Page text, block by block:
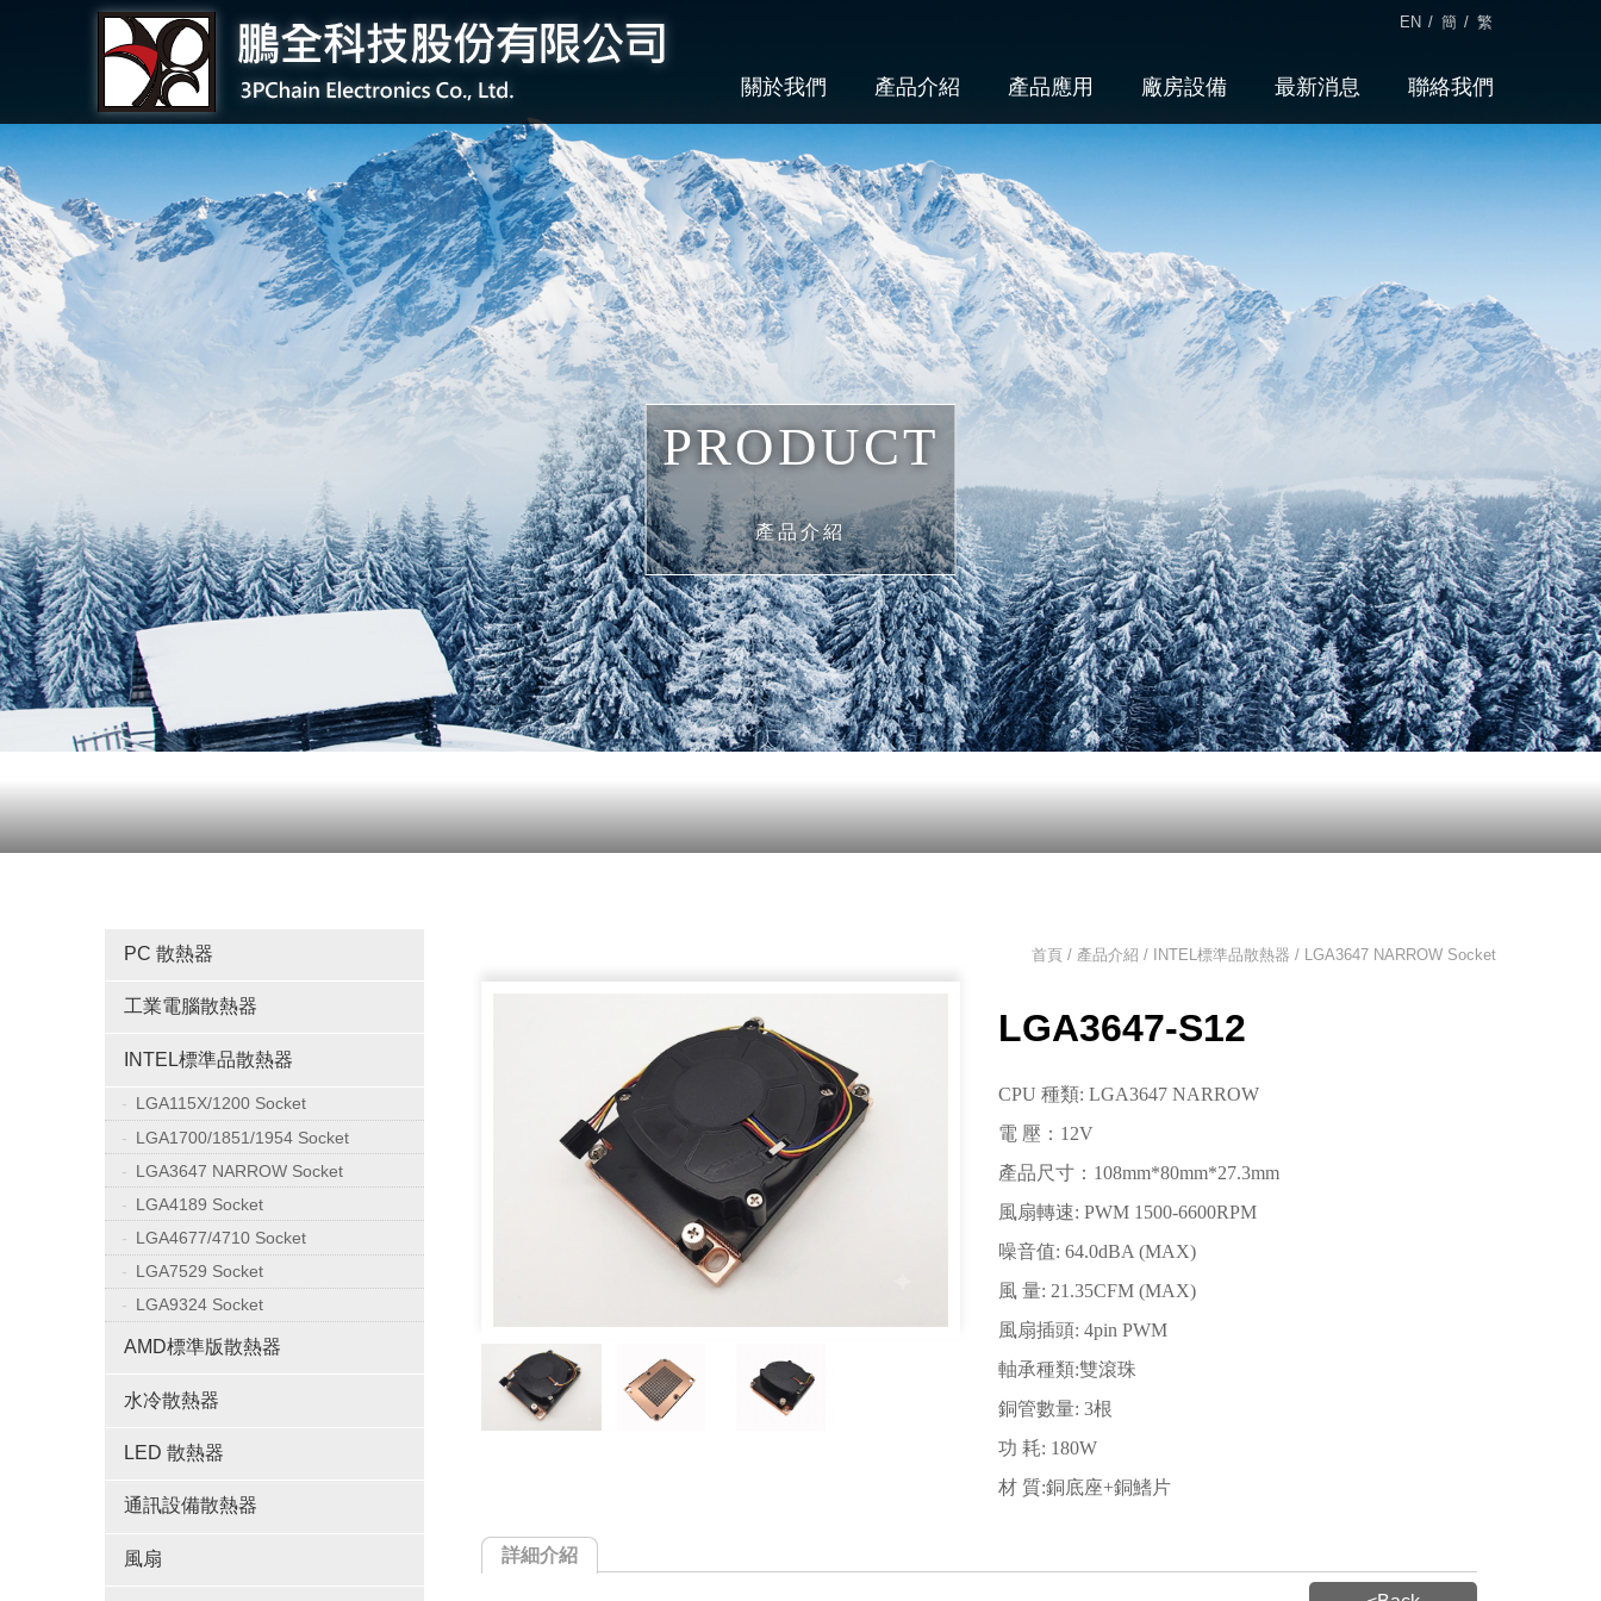
關於我們 產品介紹 產品應用 廠房設備 最新消息 聯絡我們
EN / 簡 / 繁
PRODUCT
產品介紹
PC 散熱器
工業電腦散熱器
INTEL標準品散熱器
LGA115X/1200 Socket
LGA1700/1851/1954 Socket
LGA3647 NARROW Socket
LGA4189 Socket
LGA4677/4710 Socket
LGA7529 Socket
LGA9324 Socket
AMD標準版散熱器
水冷散熱器
LED 散熱器
通訊設備散熱器
風扇
首頁 / 產品介紹 / INTEL標準品散熱器 / LGA3647 NARROW Socket
LGA3647-S12
CPU 種類: LGA3647 NARROW
電 壓：12V
產品尺寸：108mm*80mm*27.3mm
風扇轉速: PWM 1500-6600RPM
噪音值: 64.0dBA (MAX)
風 量: 21.35CFM (MAX)
風扇插頭: 4pin PWM
軸承種類:雙滾珠
銅管數量: 3根
功 耗: 180W
材 質:銅底座+銅鰭片
詳細介紹